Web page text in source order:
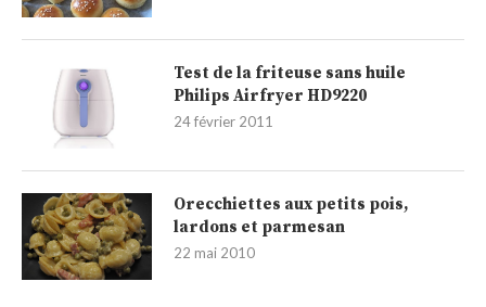
Test de la friteuse sans huile
Philips Airfryer HD9220
24 février 2011
Orecchiettes aux petits pois,
lardons et parmesan
22 mai 2010